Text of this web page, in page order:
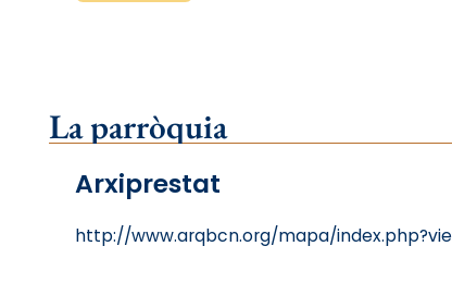
La parròquia
Arxiprestat
http://www.arqbcn.org/mapa/